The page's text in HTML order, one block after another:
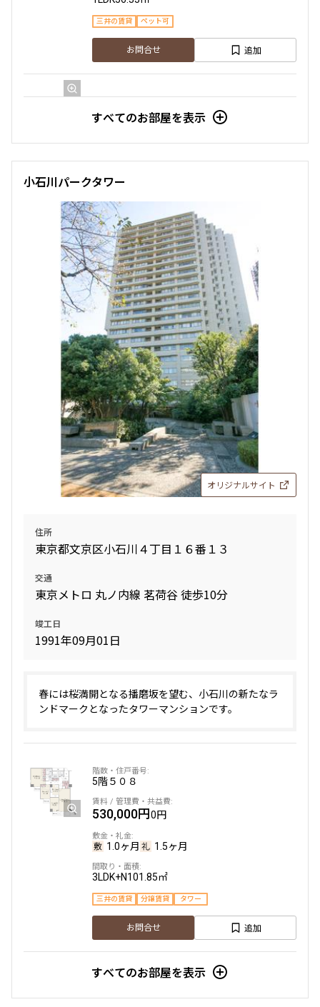
三井の賃貸 ペット可
お問合せ 追加
4階４０６
450,000円15,000円
1.0ヶ月
2LDK93.54㎡
三井の賃貸 ペット可
お問合せ 追加
すべてのお部屋を表示
小石川パークタワー
オリジナルサイト
住所
東京都文京区小石川４丁目１６番１３
交通
東京メトロ 丸ノ内線 茗荷谷 徒歩10分
竣工日
1991年09月01日
春には桜満開となる播磨坂を望む、小石川の新たなラ
ンドマークとなったタワーマンションです。
5階５０８
530,000円0円
1.0ヶ月 1.5ヶ月
3LDK+N101.85㎡
三井の賃貸 分譲賃貸 タワー
お問合せ 追加
すべてのお部屋を表示